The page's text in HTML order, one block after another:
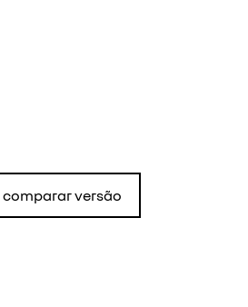
comparar versão